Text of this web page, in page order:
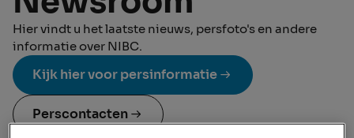
Hier vindt u het laatste nieuws, persfoto's en andere
informatie over NIBC.
Kijk hier voor persinformatie
Perscontacten